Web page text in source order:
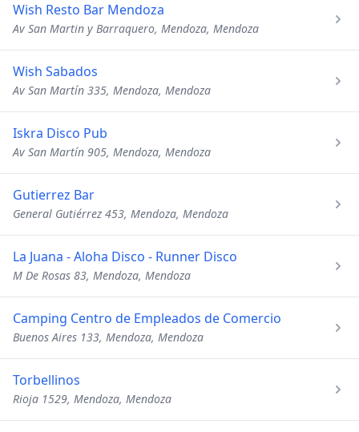
Wish Resto Bar Mendoza
Av San Martin y Barraquero, Mendoza, Mendoza
Wish Sabados
Av San Martín 335, Mendoza, Mendoza
Iskra Disco Pub
Av San Martín 905, Mendoza, Mendoza
Gutierrez Bar
General Gutiérrez 453, Mendoza, Mendoza
La Juana - Aloha Disco - Runner Disco
M De Rosas 83, Mendoza, Mendoza
Camping Centro de Empleados de Comercio
Buenos Aires 133, Mendoza, Mendoza
Torbellinos
Rioja 1529, Mendoza, Mendoza